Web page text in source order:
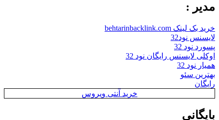
مدیر :
خرید بک لینک behtarinbacklink.com
لایسنس نود32
پسورد نود 32
اوکلی لایسنس رایگان نود 32
همیار نود 32
بهترین سئو
رایگان
خرید آنتی ویروس
بایگانی